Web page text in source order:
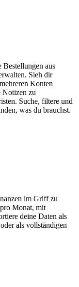
Bestellungen aus
Sieh dir
Konten
Notizen zu
Suche, filtere und
was du brauchst.
im Griff zu
Monat, mit
deine Daten als
als vollständigen